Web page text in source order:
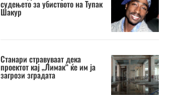
судењето за убиството на Тупак
Шакур
Станари стравуваат дека
проектот кај „Лимак“ ќе им ја
загрози зградата